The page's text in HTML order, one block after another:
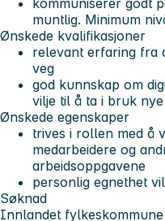
kommuniserer godt
muntlig. Minimum
Ønskede kvalifikasjoner
relevant erfaring fra
veg
god kunnskap om
vilje til å ta i bruk
Ønskede egenskaper
trives i rollen med å
medarbeidere og
arbeidsoppgavene
personlig egnethet
Søknad
Innlandet